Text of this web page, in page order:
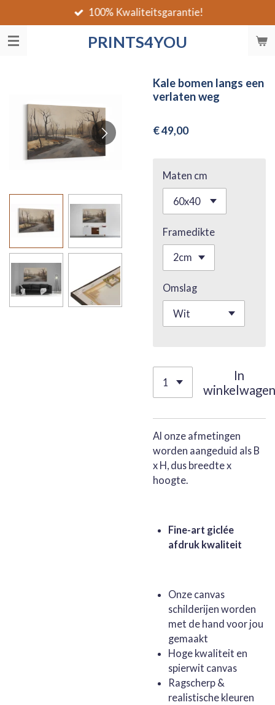
direct
naar
PRINTS4YOU
100% Kwaliteitsgarantie!
Kale bomen langs een
verlaten weg
€ 49,00
Maten cm
Framedikte
Omslag
In
winkelwagen
Al onze afmetingen
worden aangeduid als B
x H, dus breedte x
hoogte.
Fine-art giclée
afdruk kwaliteit
Onze canvas
schilderijen worden
met de hand voor jou
gemaakt
Hoge kwaliteit en
spierwit canvas
Ragscherp &
realistische kleuren